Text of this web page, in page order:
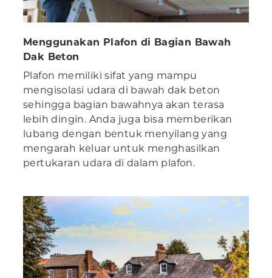
Menggunakan Plafon di Bagian Bawah
Dak Beton
Plafon memiliki sifat yang mampu
mengisolasi udara di bawah dak beton
sehingga bagian bawahnya akan terasa
lebih dingin. Anda juga bisa memberikan
lubang dengan bentuk menyilang yang
mengarah keluar untuk menghasilkan
pertukaran udara di dalam plafon.